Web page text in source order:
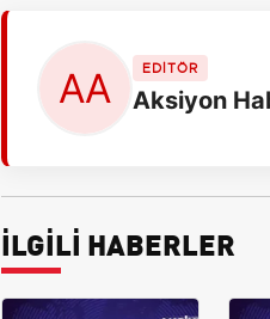
EDİTÖR
Aksiyon
İLGİLİ HABERLER